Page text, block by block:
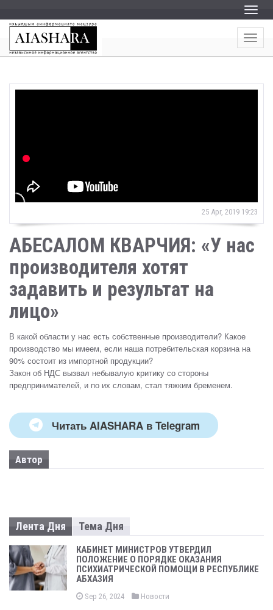
25 Apr, 2019 19:23
АБЕСАЛОМ КВАРЧИЯ: «У нас
производителя хотят
задавить и результат на
лицо»
В какой области у нас есть собственные производители? Какое
производство мы имеем, если наша потребительская корзина на
90% состоит из импортной продукции?
Закон об НДС вызвал небывалую критику со стороны
предпринимателей, и по их словам, стал тяжким бременем.
Читать AIASHARA в Telegram
Автор
Лента Дня Тема Дня
КАБИНЕТ МИНИСТРОВ УТВЕРДИЛ
ПОЛОЖЕНИЕ О ПОРЯДКЕ ОКАЗАНИЯ
ПСИХИАТРИЧЕСКОЙ ПОМОЩИ В РЕСПУБЛИКЕ
АБХАЗИЯ
Sep 26, 2024 Новости